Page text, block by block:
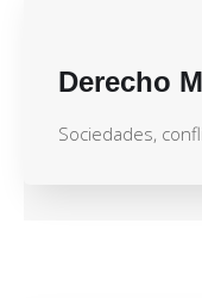
Derecho
Sociedades,